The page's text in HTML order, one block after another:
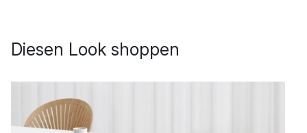
Diesen Look shoppen